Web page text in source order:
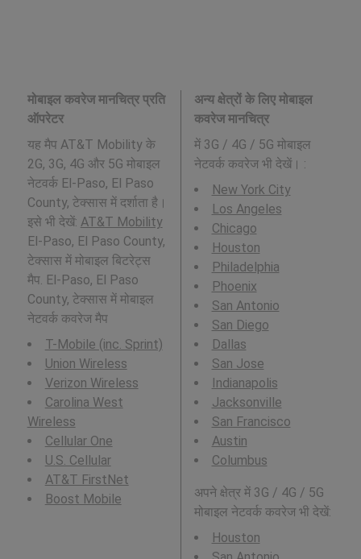
मोबाइल कवरेज मानचित्र प्रति
ऑपरेटर
यह मैप AT&T Mobility के
2G, 3G, 4G और 5G मोबाइल
नेटवर्क El-Paso, El Paso
County, टेक्सास में दर्शाता है।
इसे भी देखें: AT&T Mobility
El-Paso, El Paso County,
टेक्सास में मोबाइल बिटरेट्स
मैप. El-Paso, El Paso
County, टेक्सास में मोबाइल
नेटवर्क कवरेज मैप
T-Mobile (inc. Sprint)
Union Wireless
Verizon Wireless
Carolina West
Wireless
Cellular One
U.S. Cellular
AT&T FirstNet
Boost Mobile
अन्य क्षेत्रों के लिए मोबाइल
कवरेज मानचित्र
में 3G / 4G / 5G मोबाइल
नेटवर्क कवरेज भी देखें। :
New York City
Los Angeles
Chicago
Houston
Philadelphia
Phoenix
San Antonio
San Diego
Dallas
San Jose
Indianapolis
Jacksonville
San Francisco
Austin
Columbus
अपने क्षेत्र में 3G / 4G / 5G
मोबाइल नेटवर्क कवरेज भी देखें:
Houston